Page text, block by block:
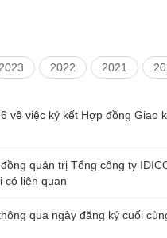
2023 2022 2021
về việc ký kết Hợp đồng Giao
quản trị Tổng công ty
có liên quan
qua ngày đăng ký cuối